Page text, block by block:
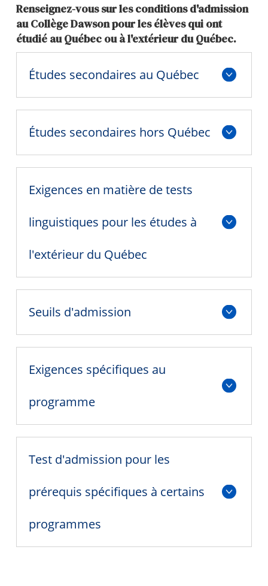
Conditions d'admission
Programmes proposés
Frais de scolarité
Statut avancé
Foire aux questions
Tests de classement en anglais et en français
Zone conseillers
Visiter Dawson
Pourquoi postuler au Collège Dawson ?
Renseignez-vous sur les conditions d'admission
au Collège Dawson pour les élèves qui ont
étudié au Québec ou à l'extérieur du Québec.
Études secondaires au Québec
Études secondaires hors Québec
Exigences en matière de tests
linguistiques pour les études à
l'extérieur du Québec
Seuils d'admission
Exigences spécifiques au
programme
Test d'admission pour les
prérequis spécifiques à certains
programmes
Liens
Menu principal
Admissions
La vie à Dawson
Qui vous êtes
Corps enseignant et
Diplômé·es et visiteur·euses